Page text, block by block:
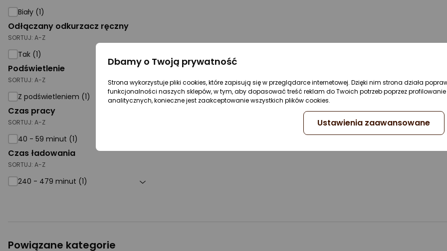
Biały (1)
Odłączany odkurzacz ręczny
SORTUJ: A-Z
Tak (1)
Podświetlenie
SORTUJ: A-Z
Z podświetleniem (1)
Czas pracy
SORTUJ: A-Z
40 - 59 minut (1)
Czas ładowania
SORTUJ: A-Z
240 - 479 minut (1)
Powiązane kategorie
Dbamy o Twoją prywatność
Strona wykorzystuje pliki cookies, które zapisują się w przeglądarce internetowej. Dzięki nim strona działa
funkcjonalności naszych sklepów, w tym, aby dopasować treść reklam do Twoich potrzeb poprzez
analitycznych, konieczne jest zaakceptowanie wszystkich plików cookies.
Ustawienia zaawansowane